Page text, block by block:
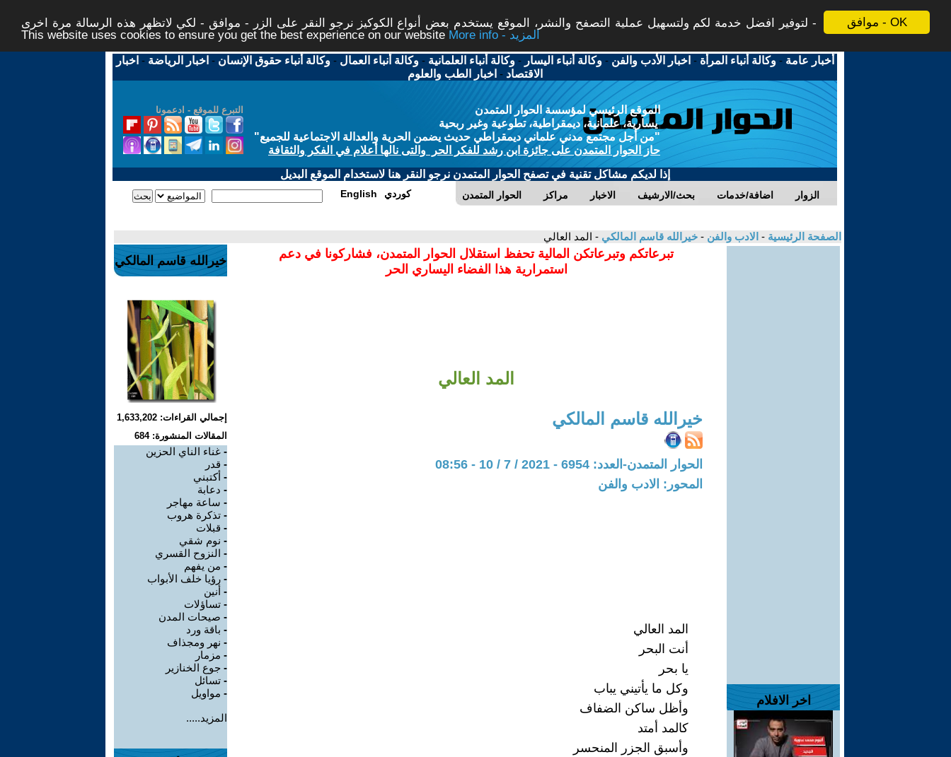
موافق - OK
لتوفير افضل خدمة لكم ولتسهيل عملية التصفح والنشر، الموقع يستخدم بعض أنواع الكوكيز نرجو النقر على الزر - موافق - لكي لاتظهر هذه الرسالة مرة اخرى -
This website uses cookies to ensure you get the best experience on our website
More info - المزيد
أخبار عامة -وكالة أنباء المرأة - اخبار الأدب والفن -وكالة أنباء اليسار -وكالة أنباء العلمانية -وكالة أنباء العمال -وكالة أنباء حقوق الإنسان - اخبار الرياضة - اخبار
الاقتصاد - اخبار الطب والعلوم
التبرع للموقع - ادعمونا
الموقع الرئيسي لمؤسسة الحوار المتمدن
يسارية، علمانية، ديمقراطية، تطوعية وغير ربحية
"من أجل مجتمع مدني علماني ديمقراطي حديث يضمن الحرية والعدالة الاجتماعية للجميع"
حاز الحوار المتمدن على جائزة ابن رشد للفكر الحر والتى نالها أعلام في الفكر والثقافة
إذا لديكم مشاكل تقنية في تصفح الحوار المتمدن نرجو النقر هنا لاستخدام الموقع البديل
الحوار المتمدن مراكز الاخبار بحث/الارشيف اضافة/خدمات الزوار English كوردي
الصفحة الرئيسية - الادب والفن - خيرالله قاسم المالكي - المد العالي
اخر الافلام
تبرعاتكم وتبرعاتكن المالية تحفظ استقلال الحوار المتمدن، فشاركونا في دعم
استمرارية هذا الفضاء اليساري الحر
المد العالي
خيرالله قاسم المالكي
الحوار المتمدن-العدد: 6954 - 2021 / 7 / 10 - 08:56
المحور: الادب والفن
المد العالي
أنت البحر
يا بحر
وكل ما يأتيني يباب
وأظل ساكن الضفاف
كالمد أمتد
وأسبق الجزر المنحسر
خيرالله قاسم المالكي
إجمالي القراءات: 1,633,202
المقالات المنشورة: 684
- غناء الناي الحزين
- قدر
- أكتبني
- دعابة
- ساعة مهاجر
- تذكرة هروب
- قبلات
- نوم شقي
- النزوح القسري
- من يفهم
- رؤيا خلف الأبواب
- أنين
- تساؤلات
- صيحات المدن
- باقة ورد
- نهر ومجذاف
- مزمار
- جوع الخنازير
- تسائل
- مواويل
المزيد.....